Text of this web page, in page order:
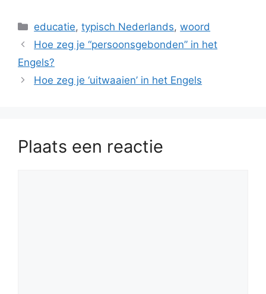
Categorieën
educatie,typisch Nederlands,woord
Hoe zeg je “persoonsgebonden” in het
Engels?
Hoe zeg je ‘uitwaaien’ in het Engels
Plaats een reactie